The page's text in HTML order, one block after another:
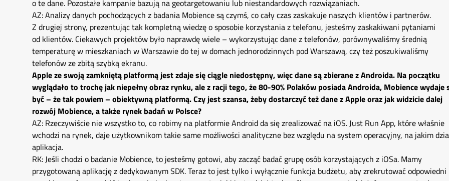
o te dane. Pozostałe kampanie bazują na geotargetowaniu lub niestandardowych rozwiązaniach.
AZ: Analizy danych pochodzących z badania Mobience są czymś, co cały czas zaskakuje naszych klientów i partnerów.
Z drugiej strony, prezentując tak kompletną wiedzę o sposobie korzystania z telefonu, jesteśmy zaskakiwani pytaniami
od klientów. Ciekawych projektów było naprawdę wiele – wykorzystując dane z telefonów, porównywaliśmy średnią
temperaturę w mieszkaniach w Warszawie do tej w domach jednorodzinnych pod Warszawą, czy też poszukiwaliśmy
telefonów ze zbitą szybką ekranu.
Apple ze swoją zamkniętą platformą jest zdaje się ciągle niedostępny, więc dane są zbierane z Androida. Na początku
wyglądało to trochę jak niepełny obraz rynku, ale z racji tego, że 80-90% Polaków posiada Androida, Mobience wydaje
być – że tak powiem – obiektywną platformą. Czy jest szansa, żeby dostarczyć też dane z Apple oraz jak widzicie dalej
rozwój Mobience, a także rynek badań w Polsce?
AZ: Rzeczywiście nie wszystko to, co robimy na platformie Android da się zrealizować na iOS. Just Run App, które właśnie
wchodzi na rynek, daje użytkownikom takie same możliwości analityczne bez względu na system operacyjny, na jakim
aplikacja.
RK: Jeśli chodzi o badanie Mobience, to jesteśmy gotowi, aby zacząć badać grupę osób korzystających z iOSa. Mamy
przygotowaną aplikację z dedykowanym SDK. Teraz to jest tylko i wyłącznie funkcja budżetu, aby zrekrutować odpowiedni